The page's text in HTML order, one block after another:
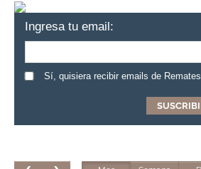
Ingresa tu email:
Sí, quisiera recibir emails de Remates.